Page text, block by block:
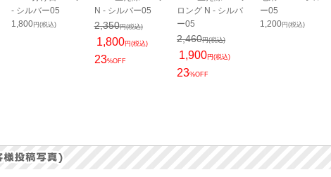
- シルバー05
1,800円(税込)
N - シルバー05
2,350円(税込)
1,800円(税込)
23%OFF
ロング N - シルバ
ー05
2,460円(税込)
1,900円(税込)
23%OFF
ー05
1,200円(税込)